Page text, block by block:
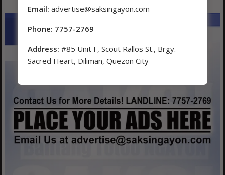
Email: advertise@saksingayon.com
Phone: 7757-2769
Address: #85 Unit F, Scout Rallos St., Brgy.
Sacred Heart, Diliman, Quezon City